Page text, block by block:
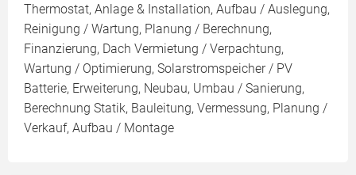
Thermostat, Anlage & Installation, Aufbau / Auslegung,
Reinigung / Wartung, Planung / Berechnung,
Finanzierung, Dach Vermietung / Verpachtung,
Wartung / Optimierung, Solarstromspeicher / PV
Batterie, Erweiterung, Neubau, Umbau / Sanierung,
Berechnung Statik, Bauleitung, Vermessung, Planung /
Verkauf, Aufbau / Montage